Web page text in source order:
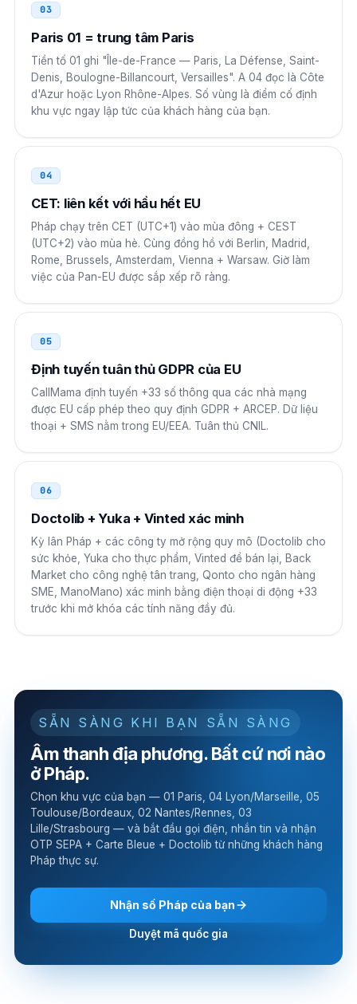
Ca-mơ-run 00
00 33 N NN NN NN NN
Trung Quốc
00 33 N NN NN NN NN
Nhật Bản 010
Các tiểu vương quốc Ả Rập thống nhất
00 33 N NN NN NN NN
03
Paris 01 = trung tâm Paris
Tiền tố 01 ghi "Île-de-France — Paris, La Défense, Saint-
Denis, Boulogne-Billancourt, Versailles". A 04 đọc là Côte
d'Azur hoặc Lyon Rhône-Alpes. Số vùng là điểm cố định
khu vực ngay lập tức của khách hàng của bạn.
04
CET: liên kết với hầu hết EU
Pháp chạy trên CET (UTC+1) vào mùa đông + CEST
(UTC+2) vào mùa hè. Cùng đồng hồ với Berlin, Madrid,
Rome, Brussels, Amsterdam, Vienna + Warsaw. Giờ làm
việc của Pan-EU được sắp xếp rõ ràng.
05
Định tuyến tuân thủ GDPR của EU
CallMama định tuyến +33 số thông qua các nhà mạng
được EU cấp phép theo quy định GDPR + ARCEP. Dữ liệu
thoại + SMS nằm trong EU/EEA. Tuân thủ CNIL.
06
Doctolib + Yuka + Vinted xác minh
Kỳ lân Pháp + các công ty mở rộng quy mô (Doctolib cho
sức khỏe, Yuka cho thực phẩm, Vinted để bán lại, Back
Market cho công nghệ tân trang, Qonto cho ngân hàng
SME, ManoMano) xác minh bằng điện thoại di động +33
trước khi mở khóa các tính năng đầy đủ.
SẴN SÀNG KHI BẠN SẴN SÀNG
Âm thanh địa phương. Bất cứ nơi nào
ở Pháp.
Chọn khu vực của bạn — 01 Paris, 04 Lyon/Marseille, 05
Toulouse/Bordeaux, 02 Nantes/Rennes, 03
Lille/Strasbourg — và bắt đầu gọi điện, nhắn tin và nhận
OTP SEPA + Carte Bleue + Doctolib từ những khách hàng
Pháp thực sự.
Nhận số Pháp của bạn
Duyệt mã quốc gia